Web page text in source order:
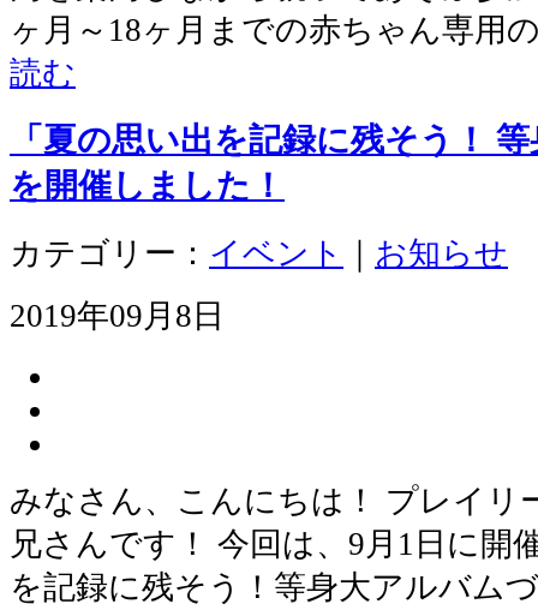
ヶ月～18ヶ月までの赤ちゃん専用
読む
「夏の思い出を記録に残そう！
を開催しました！
カテゴリー： イベント
お知らせ
2019年09月8日
みなさん、こんにちは！ プレイリ
兄さんです！ 今回は、9月1日に開
を記録に残そう！等身大アルバム